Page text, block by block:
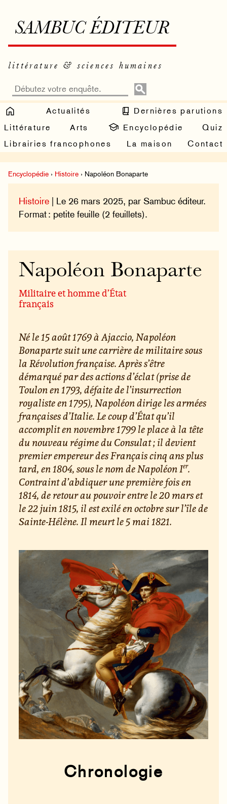
SAMBUC ÉDITEUR
littérature & sciences humaines
Actualités
Dernières parutions
Littérature
Arts Encyclopédie
Quiz
Librairies francophones
La maison Contact
Encyclopédie › Histoire › Napoléon Bonaparte
Histoire | Le 26 mars 2025, par Sambuc éditeur.
Format : petite feuille (2 feuillets).
Napoléon Bonaparte
Militaire et homme d’État
français
Né le 15 août 1769 à Ajaccio, Napoléon
Bonaparte suit une carrière de militaire sous
la Révolution française. Après s’être
démarqué par des actions d’éclat (prise de
Toulon en 1793, défaite de l’insurrection
royaliste en 1795), Napoléon dirige les armées
françaises d’Italie. Le coup d’État qu’il
accomplit en novembre 1799 le place à la tête
du nouveau régime du Consulat ; il devient
premier empereur des Français cinq ans plus
tard, en 1804, sous le nom de Napoléon Ier.
Contraint d’abdiquer une première fois en
1814, de retour au pouvoir entre le 20 mars et
le 22 juin 1815, il est exilé en octobre sur l’île de
Sainte-Hélène. Il meurt le 5 mai 1821.
Chronologie